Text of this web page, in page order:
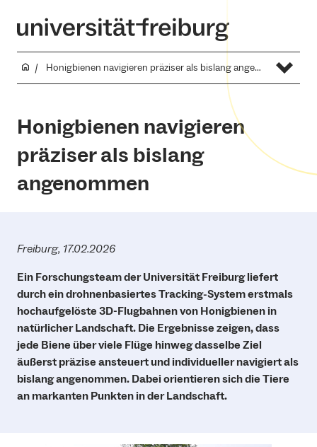
Honigbienen navigieren präziser als bislang angenommen
Honigbienen navigieren
präziser als bislang
angenommen
Freiburg, 17.02.2026
Ein Forschungsteam der Universität Freiburg liefert
durch ein drohnenbasiertes Tracking-System erstmals
hochaufgelöste 3D-Flugbahnen von Honigbienen in
natürlicher Landschaft. Die Ergebnisse zeigen, dass
jede Biene über viele Flüge hinweg dasselbe Ziel
äußerst präzise ansteuert und individueller navigiert als
bislang angenommen. Dabei orientieren sich die Tiere
an markanten Punkten in der Landschaft.